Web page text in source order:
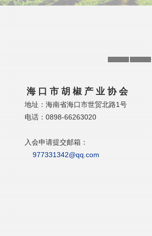
海 口 市 胡 椒 产 业 协 会
地址：海南省海口市世贸北路1号
电话：0898-66263020
入会申请提交邮箱：
977331342@qq.com